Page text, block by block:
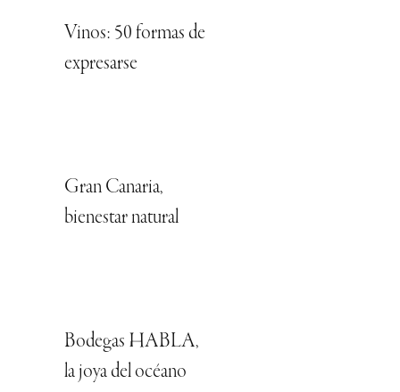
Vinos: 50 formas de
expresarse
Gran Canaria,
bienestar natural
Bodegas HABLA,
la joya del océano